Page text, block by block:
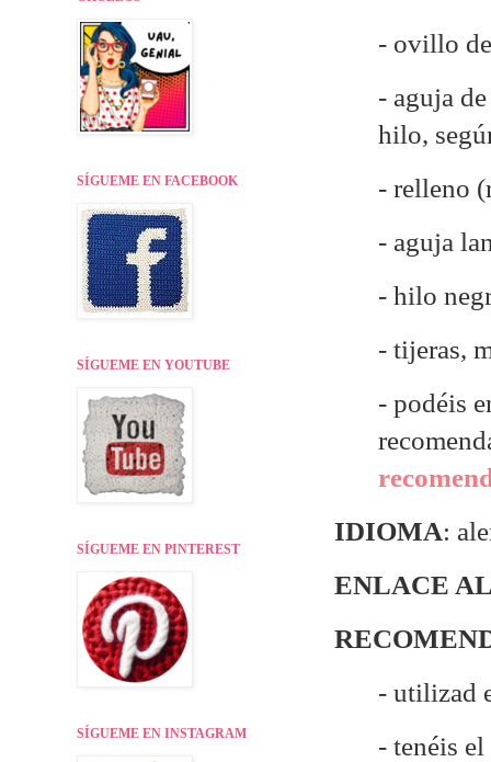
- ovillo
- aguja
hilo,
- relleno
- aguja
- hilo
- tijeras,
- podéis
IDIOMA:
ENLACE
- utilizad
- tenéis
SÍGUEME EN FACEBOOK
SÍGUEME EN YOUTUBE
SÍGUEME EN PINTEREST
SÍGUEME EN INSTAGRAM